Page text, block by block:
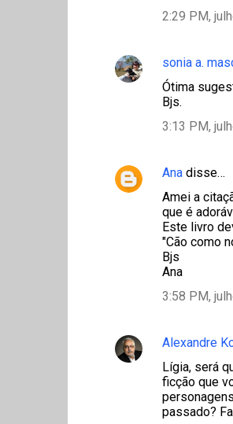
2:29 PM,
sonia a.
Ótima
Bjs.
3:13 PM,
Ana disse…
Amei a
que é
Este livro
"Cão como
Bjs
Ana
3:58 PM,
Alexandre
Lígia, será
ficção que
passado?